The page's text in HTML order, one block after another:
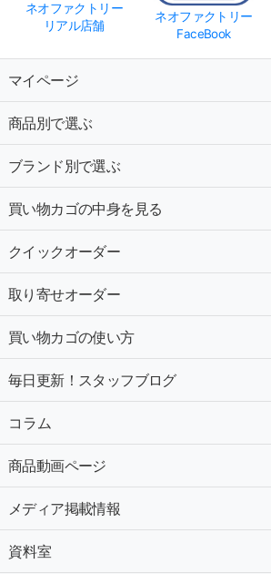
ネオファクトリー
リアル店舗
ネオファクトリー
FaceBook
マイページ
商品別で選ぶ
ブランド別で選ぶ
買い物カゴの中身を見る
クイックオーダー
取り寄せオーダー
買い物カゴの使い方
毎日更新！スタッフブログ
コラム
商品動画ページ
メディア掲載情報
資料室